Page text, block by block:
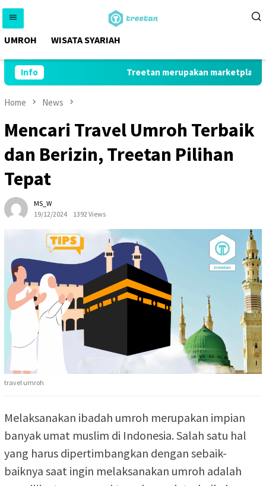
Skip
content
UMROH WISATA SYARIAH
Info Treetan merupakan marketplace
Home News
Mencari Travel Umroh Terbaik
dan Berizin, Treetan Pilihan
Tepat
MS_W
19/12/2024
1392 Views
travel umroh
Melaksanakan ibadah umroh merupakan impian
banyak umat muslim di Indonesia. Salah satu hal
yang harus dipertimbangkan dengan sebaik-
baiknya saat ingin melaksanakan umroh adalah